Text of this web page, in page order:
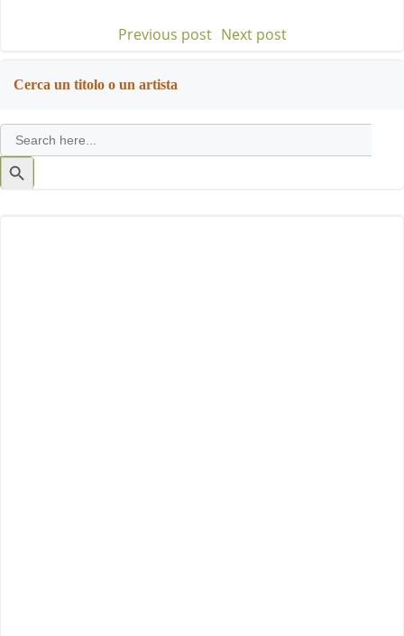
Post
navigation
Previous post Post
Next post
Cerca un titolo o un artista
Search
for:
Search
Button